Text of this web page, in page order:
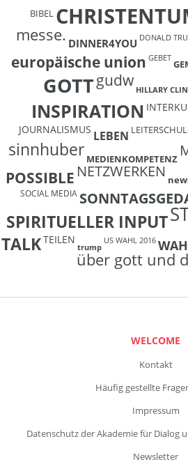
BIBEL
messe. DINNER4YOU DONALD
europäische union GEBET
GOTTgudw HILLARY
INSPIRATION
JOURNALISMUS LEBEN
sinnhuber MEDIENKOMPETENZ
POSSIBLE NETZWERKEN
SOCIAL MEDIA
SPIRITUELLER INPUT
TALKTEILEN
trump
US WAHL 2016
über gott und
WELCOME
Kontakt
Häufig gestellte
Impressum
Datenschutz der Akademie für Dialog
Newsletter